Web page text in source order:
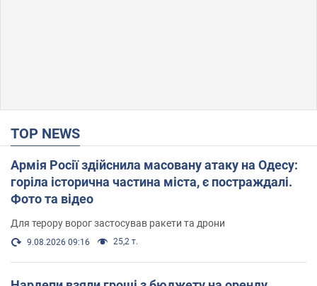
TOP NEWS
Армія Росії здійснила масовану атаку на Одесу:
горіла історична частина міста, є постраждалі.
Фото та відео
Для терору ворог застосував ракети та дрони
9.08.2026 09:16 25,2 т.